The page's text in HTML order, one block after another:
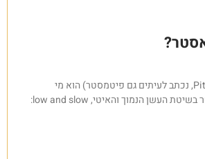
פיטמאסטר (Pitmaster, נכתב לעיתים גם פיטמסטר) הוא מי
שמתמחה בבישול בשר בשיטת העשן הנמוך והאיטי, low and slow: